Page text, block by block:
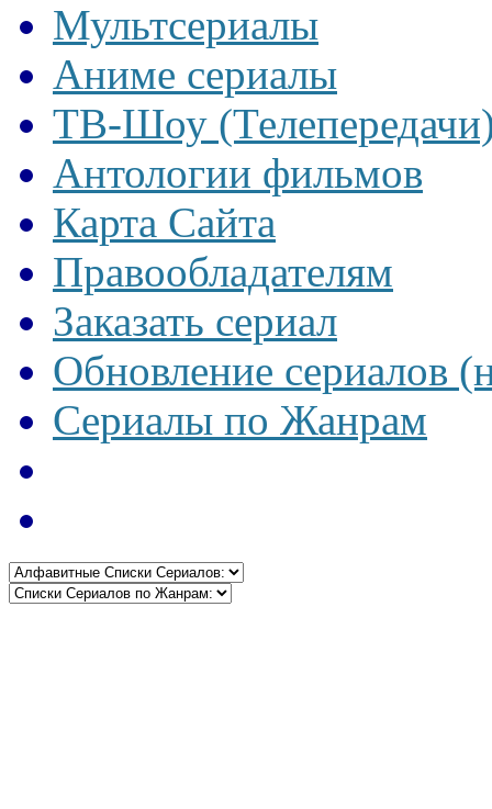
Мультсериалы
Аниме сериалы
ТВ-Шоу
Антологии фильмов
Карта Сайта
Правообладателям
Заказать сериал
Обновление сериалов
Сериалы по Жанрам